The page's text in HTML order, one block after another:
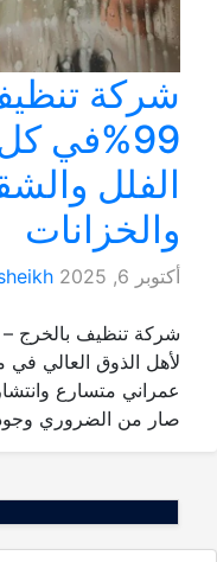
شركة
99%في
الفلل
والخزانات
أكتوبر 6, 2025
شركة تنظيف بالخرج
لأهل الذوق العالي في
عمراني متسارع
صار من الضروري